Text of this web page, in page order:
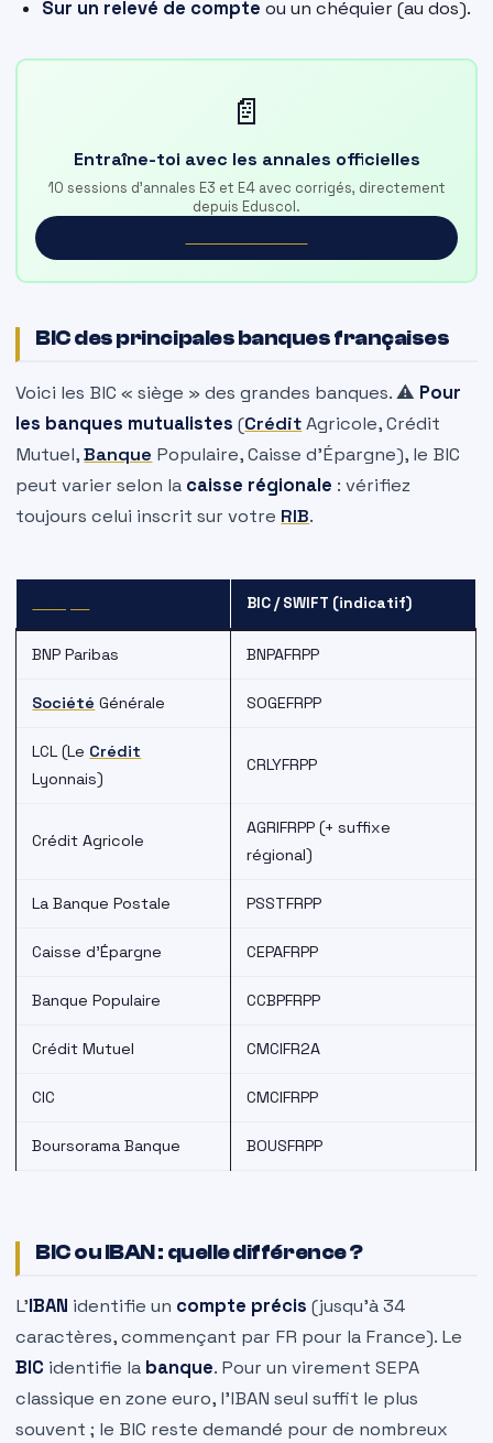
Sur un relevé de compte ou un chéquier (au dos).
📄
Entraîne-toi avec les annales officielles
10 sessions d'annales E3 et E4 avec corrigés, directement
depuis Eduscol.
BIC des principales banques françaises
Voici les BIC « siège » des grandes banques. ⚠️ Pour
les banques mutualistes (CréditAgricole, Crédit
Mutuel,Banque Populaire, Caisse d’Épargne), le BIC
peut varier selon la caisse régionale : vérifiez
toujours celui inscrit sur votre RIB.
BIC / SWIFT (indicatif)
BNP Paribas BNPAFRPP
Société Générale SOGEFRPP
LCL (Le Crédit
Lyonnais)
CRLYFRPP
Crédit Agricole
AGRIFRPP (+ suffixe
régional)
La Banque Postale PSSTFRPP
Caisse d’Épargne CEPAFRPP
Banque Populaire CCBPFRPP
Crédit Mutuel CMCIFR2A
CIC CMCIFRPP
Boursorama Banque BOUSFRPP
BIC ou IBAN : quelle différence ?
L’IBAN identifie un compte précis (jusqu’à 34
caractères, commençant par FR pour la France). Le
BIC identifie la banque. Pour un virement SEPA
classique en zone euro, l’IBAN seul suffit le plus
souvent ; le BIC reste demandé pour de nombreux